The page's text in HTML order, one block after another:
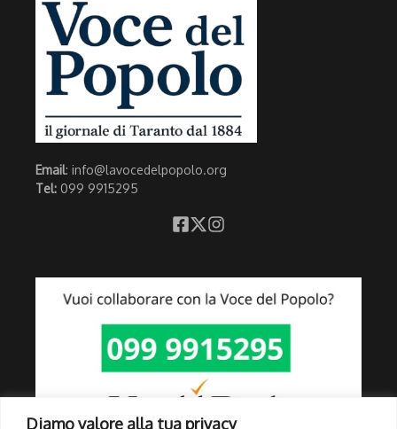
Diamo valore alla tua privacy
Email: info@lavocedelpopolo.org
Tel: 099 9915295